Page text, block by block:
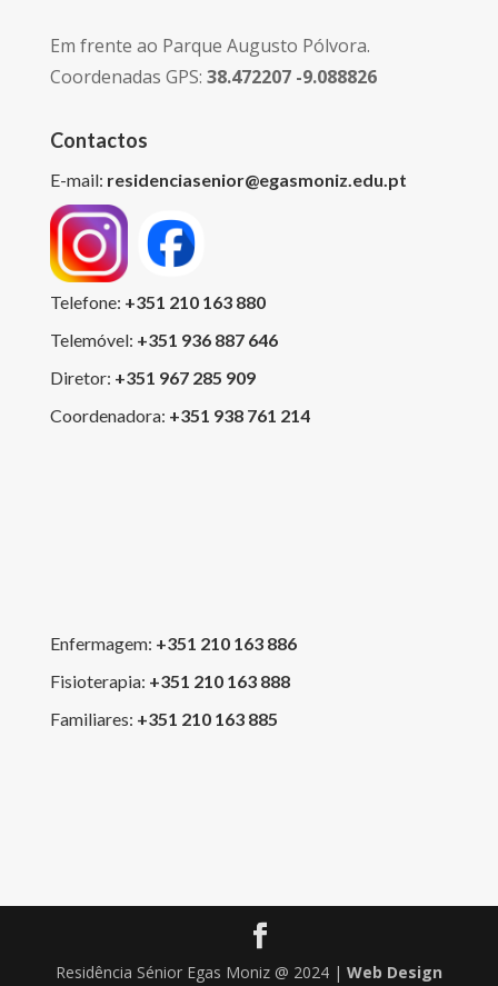
Em frente ao Parque Augusto Pólvora.
Coordenadas GPS: 38.472207 -9.088826
Contactos
E-mail: residenciasenior@egasmoniz.edu.pt
Telefone: +351 210 163 880
Telemóvel: +351 936 887 646
Diretor: +351 967 285 909
Coordenadora: +351 938 761 214
Enfermagem: +351 210 163 886
Fisioterapia: +351 210 163 888
Familiares: +351 210 163 885
Residência Sénior Egas Moniz @ 2024 | Web Design